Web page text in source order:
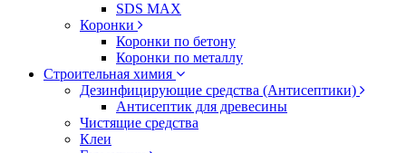
SDS MAX
Коронки
Коронки по бетону
Коронки по металлу
Строительная химия
Дезинфицирующие средства (Антисептики)
Антисептик для древесины
Чистящие средства
Клеи